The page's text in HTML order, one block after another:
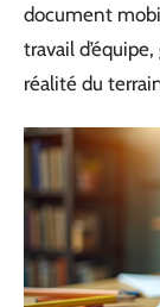
document
travail
réalité du